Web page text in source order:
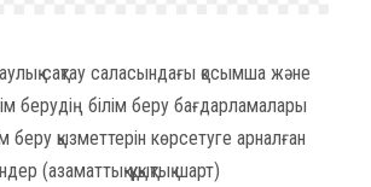
сақтау саласындағы қосымша және
берудің білім беру бағдарламалары
беру қызметтерін көрсетуге арналған
(азаматтық-құқықтық шарт)